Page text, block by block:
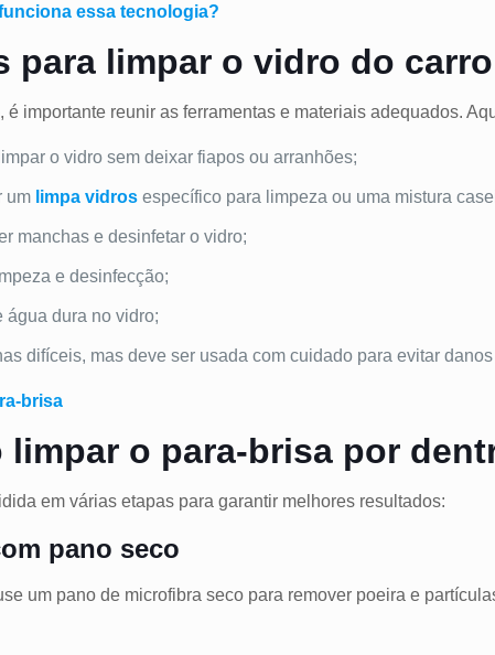
essa tecnologia?
para limpar o vidro do carro
importante reunir as ferramentas e materiais adequados.
o vidro sem deixar fiapos ou arranhões;
um limpa vidros específico para limpeza ou uma mistura
manchas e desinfetar o vidro;
e desinfecção;
água dura no vidro;
difíceis, mas deve ser usada com cuidado para evitar
brisa
o para-brisa por
em várias etapas para garantir melhores resultados:
pano seco
um pano de microfibra seco para remover poeira e